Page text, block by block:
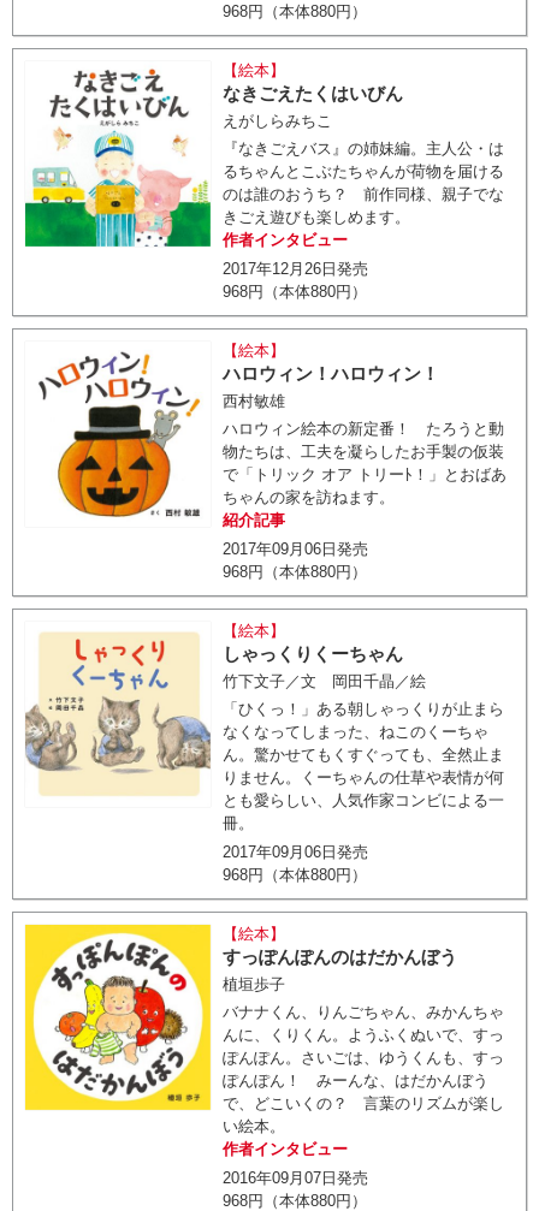
968円（本体880円）
【絵本】
なきごえたくはいびん
えがしらみちこ
『なきごえバス』の姉妹編。主人公・は
るちゃんとこぶたちゃんが荷物を届ける
のは誰のおうち？ 前作同様、親子でな
きごえ遊びも楽しめます。
作者インタビュー
2017年12月26日発売
968円（本体880円）
【絵本】
ハロウィン！ハロウィン！
西村敏雄
ハロウィン絵本の新定番！ たろうと動
物たちは、工夫を凝らしたお手製の仮装
で「トリック オア トリーﾄ！」とおばあ
ちゃんの家を訪ねます。
紹介記事
2017年09月06日発売
968円（本体880円）
【絵本】
しゃっくりくーちゃん
竹下文子／文 岡田千晶／絵
「ひくっ！」ある朝しゃっくりが止まら
なくなってしまった、ねこのくーちゃ
ん。驚かせてもくすぐっても、全然止ま
りません。くーちゃんの仕草や表情が何
とも愛らしい、人気作家コンビによる一
冊。
2017年09月06日発売
968円（本体880円）
【絵本】
すっぽんぽんのはだかんぼう
植垣歩子
バナナくん、りんごちゃん、みかんちゃ
んに、くりくん。ようふくぬいで、すっ
ぽんぽん。さいごは、ゆうくんも、すっ
ぽんぽん！ みーんな、はだかんぼう
で、どこいくの？ 言葉のリズムが楽し
い絵本。
作者インタビュー
2016年09月07日発売
968円（本体880円）